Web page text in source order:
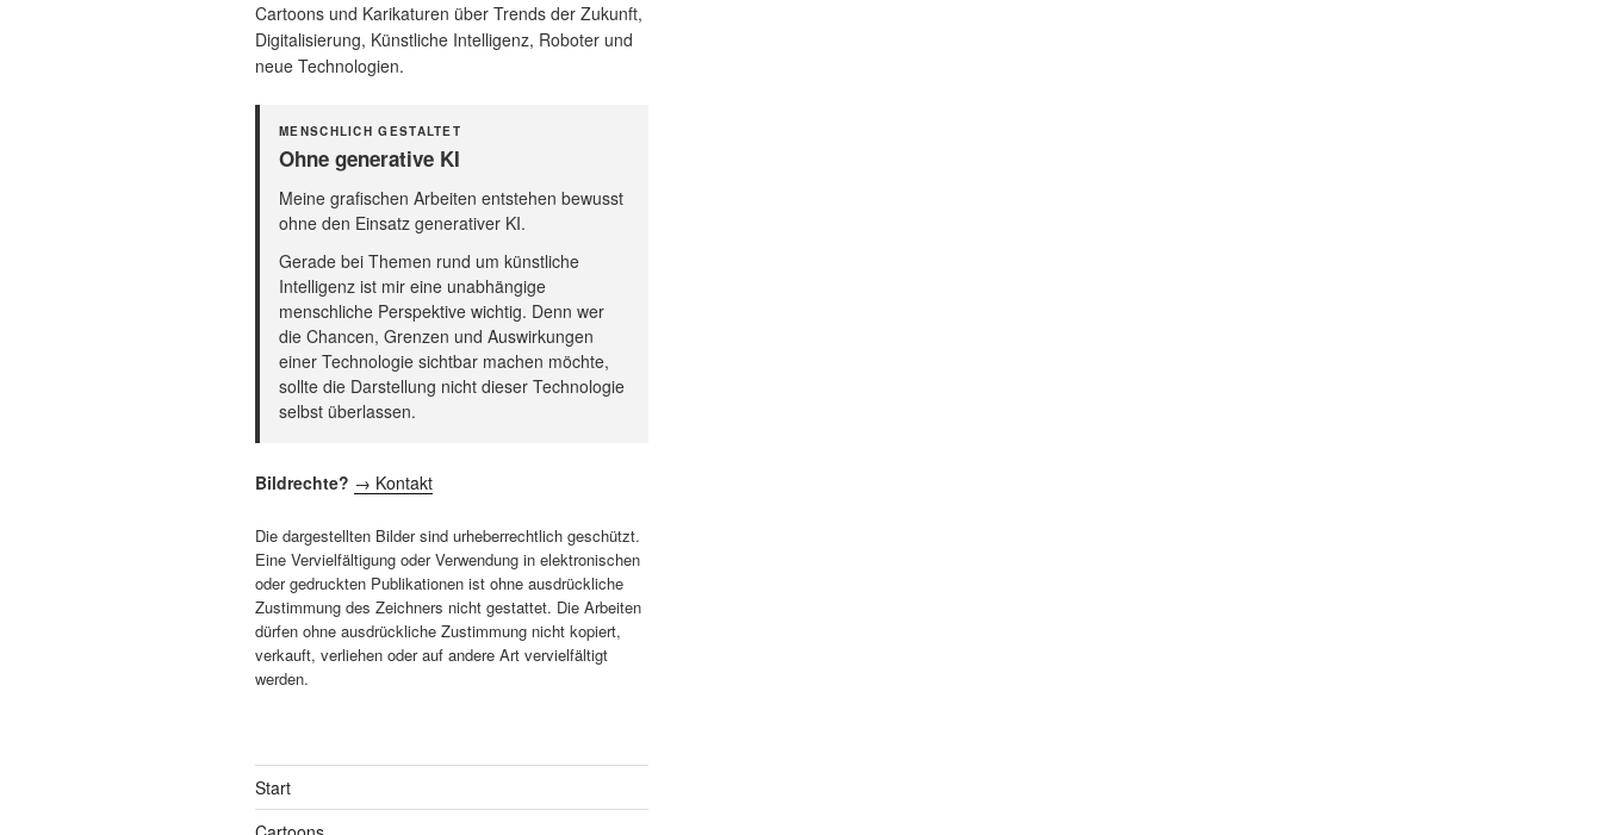
Cartoons und Karikaturen über Trends der Zukunft,
Digitalisierung, Künstliche Intelligenz, Roboter und
neue Technologien.
MENSCHLICH GESTALTET
Ohne generative KI
Meine grafischen Arbeiten entstehen bewusst
ohne den Einsatz generativer KI.
Gerade bei Themen rund um künstliche
Intelligenz ist mir eine unabhängige
menschliche Perspektive wichtig. Denn wer
die Chancen, Grenzen und Auswirkungen
einer Technologie sichtbar machen möchte,
sollte die Darstellung nicht dieser Technologie
selbst überlassen.
Bildrechte? → Kontakt
Die dargestellten Bilder sind urheberrechtlich geschützt.
Eine Vervielfältigung oder Verwendung in elektronischen
oder gedruckten Publikationen ist ohne ausdrückliche
Zustimmung des Zeichners nicht gestattet. Die Arbeiten
dürfen ohne ausdrückliche Zustimmung nicht kopiert,
verkauft, verliehen oder auf andere Art vervielfältigt
werden.
Start